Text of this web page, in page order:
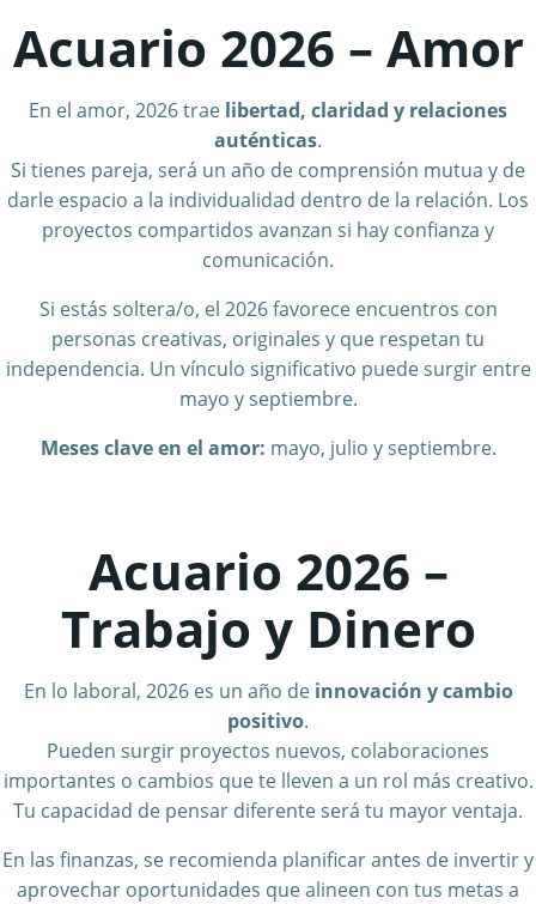
Acuario 2026 – Amor
En el amor, 2026 trae libertad, claridad y relaciones
auténticas.
Si tienes pareja, será un año de comprensión mutua y de
darle espacio a la individualidad dentro de la relación. Los
proyectos compartidos avanzan si hay confianza y
comunicación.
Si estás soltera/o, el 2026 favorece encuentros con
personas creativas, originales y que respetan tu
independencia. Un vínculo significativo puede surgir entre
mayo y septiembre.
Meses clave en el amor: mayo, julio y septiembre.
Acuario 2026 –
Trabajo y Dinero
En lo laboral, 2026 es un año de innovación y cambio
positivo.
Pueden surgir proyectos nuevos, colaboraciones
importantes o cambios que te lleven a un rol más creativo.
Tu capacidad de pensar diferente será tu mayor ventaja.
En las finanzas, se recomienda planificar antes de invertir y
aprovechar oportunidades que alineen con tus metas a